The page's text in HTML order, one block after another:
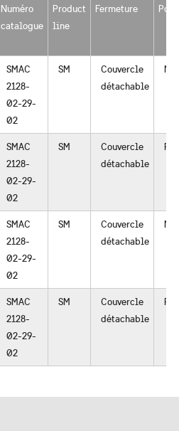
Numéro
catalogue
Product
line
Fermeture
SMAC
2128-
02-29-
02
SM
Couvercle
détachable
SMAC
2128-
02-29-
02
SM
Couvercle
détachable
SMAC
2128-
02-29-
02
SM
Couvercle
détachable
SMAC
2128-
02-29-
02
SM
Couvercle
détachable